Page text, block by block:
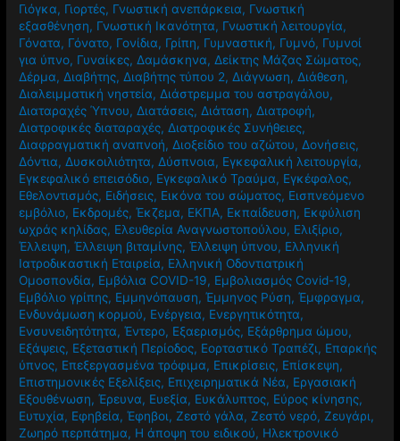
Γιόγκα, Γιορτές, Γνωστική ανεπάρκεια, Γνωστική
εξασθένηση, Γνωστική Ικανότητα, Γνωστική λειτουργία,
Γόνατα, Γόνατο, Γονίδια, Γρίπη, Γυμναστική, Γυμνό, Γυμνοί
για ύπνο, Γυναίκες, Δαμάσκηνα, Δείκτης Μάζας Σώματος,
Δέρμα, Διαβήτης, Διαβήτης τύπου 2, Διάγνωση, Διάθεση,
Διαλειμματική νηστεία, Διάστρεμμα του αστραγάλου,
Διαταραχές Ύπνου, Διατάσεις, Διάταση, Διατροφή,
Διατροφικές διαταραχές, Διατροφικές Συνήθειες,
Διαφραγματική αναπνοή, Διοξείδιο του αζώτου, Δονήσεις,
Δόντια, Δυσκοιλιότητα, Δύσπνοια, Εγκεφαλική λειτουργία,
Εγκεφαλικό επεισόδιο, Εγκεφαλικό Τραύμα, Εγκέφαλος,
Εθελοντισμός, Ειδήσεις, Εικόνα του σώματος, Εισπνεόμενο
εμβόλιο, Εκδρομές,Έκζεμα, ΕΚΠΑ, Εκπαίδευση, Εκφύλιση
ωχράς κηλίδας, Ελευθερία Αναγνωστοπούλου, Ελιξίριο,
Έλλειψη,Έλλειψη βιταμίνης,Έλλειψη ύπνου, Ελληνική
Ιατροδικαστική Εταιρεία, Ελληνική Οδοντιατρική
Ομοσπονδία, Εμβόλια COVID-19, Εμβολιασμός Covid-19,
Εμβόλιο γρίπης, Εμμηνόπαυση,Έμμηνος Ρύση,Έμφραγμα,
Ενδυνάμωση κορμού, Ενέργεια, Ενεργητικότητα,
Ενσυνειδητότητα,Έντερο, Εξαερισμός, Εξάρθρημα ώμου,
Εξάψεις, Εξεταστική Περίοδος, Εορταστικό Τραπέζι, Επαρκής
ύπνος, Επεξεργασμένα τρόφιμα, Επικρίσεις, Επίσκεψη,
Επιστημονικές Εξελίξεις, Επιχειρηματικά Νέα, Εργασιακή
Εξουθένωση,Έρευνα, Ευεξία, Ευκάλυπτος, Εύρος κίνησης,
Ευτυχία, Εφηβεία,Έφηβοι,Ζεστό γάλα,Ζεστό νερό,Ζευγάρι,
Ζωηρό περπάτημα, Η άποψη του ειδικού, Ηλεκτρονικό